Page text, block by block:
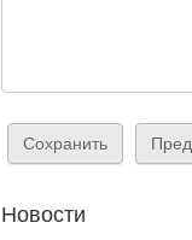
Новости